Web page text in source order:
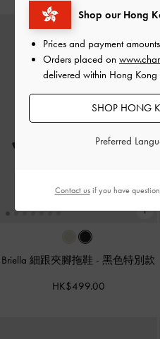
Briella 細跟夾腳拖鞋 -黑色特別款
HK$499.00
Shop our Hong
Prices and payment
Orders placed on
delivered within Hong Kong
SHOP HONG
Preferred
Contact usif you have